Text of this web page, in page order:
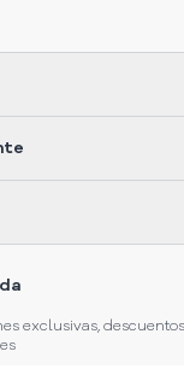
exclusivas,